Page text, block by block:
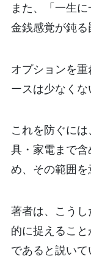
また、「一生
金銭感覚が鈍る
オプションを
ースは少なくな
これを防ぐに
具・家電まで
め、その範囲を
著者は、こう
的に捉えるこ
であると説いて